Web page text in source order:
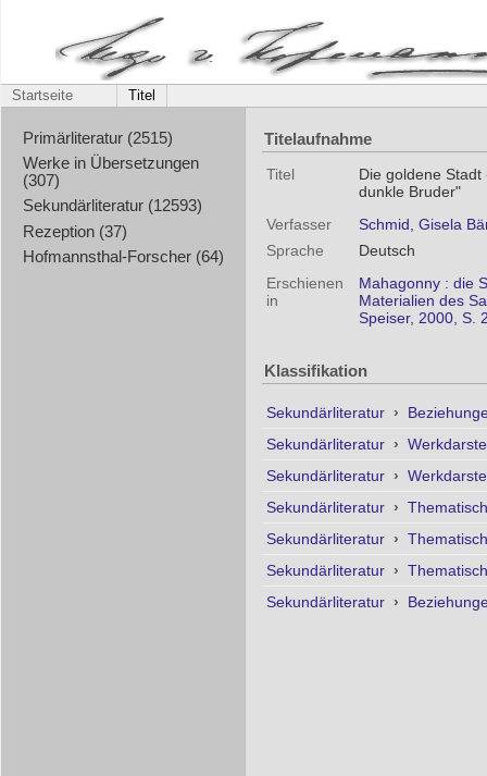
Startseite Titel
Primärliteratur (2515)
Werke in Übersetzungen
(307)
Sekundärliteratur (12593)
Rezeption (37)
Hofmannsthal-Forscher (64)
Titelaufnahme
Titel
Die goldene
dunkle Bruder"
Verfasser
Schmid, Gisela
Sprache
Deutsch
Erschienen
in
Mahagonny : die
Materialien des
Speiser, 2000, S.
Klassifikation
Sekundärliteratur ›
Sekundärliteratur ›
Sekundärliteratur ›
Sekundärliteratur ›
Sekundärliteratur ›
Sekundärliteratur ›
Sekundärliteratur ›